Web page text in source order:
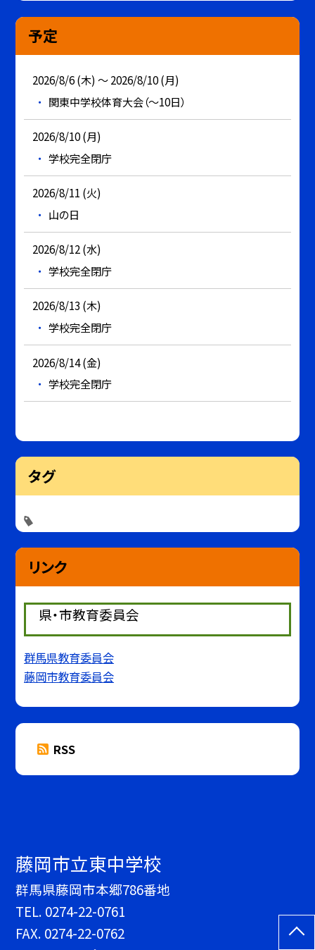
予定
2026/8/6 (木) ～ 2026/8/10 (月)
関東中学校体育大会（～10日）
2026/8/10 (月)
学校完全閉庁
2026/8/11 (火)
山の日
2026/8/12 (水)
学校完全閉庁
2026/8/13 (木)
学校完全閉庁
2026/8/14 (金)
学校完全閉庁
タグ
リンク
県・市教育委員会
群馬県教育委員会
藤岡市教育委員会
RSS
藤岡市立東中学校
群馬県藤岡市本郷786番地
TEL. 0274-22-0761
FAX. 0274-22-0762